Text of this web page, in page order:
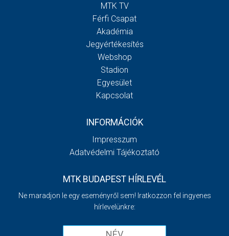
MTK TV
Férfi Csapat
Akadémia
Jegyértékesítés
Webshop
Stadion
Egyesület
Kapcsolat
INFORMÁCIÓK
Impresszum
Adatvédelmi Tájékoztató
MTK BUDAPEST HÍRLEVÉL
Ne maradjon le egy eseményről sem! Iratkozzon fel ingyenes
hírlevelünkre: